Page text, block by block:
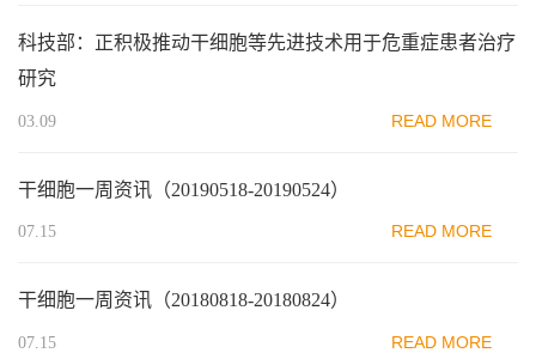
科技部：正积极推动干细胞等先进技术用于危重症患者治疗
研究
03.09 READ MORE
干细胞一周资讯（20190518-20190524）
07.15 READ MORE
干细胞一周资讯（20180818-20180824）
07.15 READ MORE